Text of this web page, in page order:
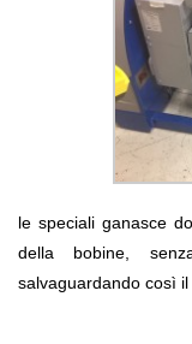
le speciali ganasce
della bobine,
salvaguardando così